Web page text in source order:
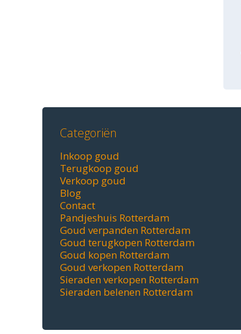
Categoriën
Inkoop goud
Terugkoop goud
Verkoop goud
Blog
Contact
Pandjeshuis Rotterdam
Goud verpanden Rotterdam
Goud terugkopen Rotterdam
Goud kopen Rotterdam
Goud verkopen Rotterdam
Sieraden verkopen Rotterdam
Sieraden belenen Rotterdam